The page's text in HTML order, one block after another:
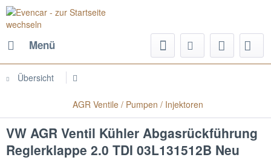
Menü
Übersicht
AGR Ventile / Pumpen / Injektoren
VW AGR Ventil Kühler Abgasrückführung
Reglerklappe 2.0 TDI 03L131512B Neu